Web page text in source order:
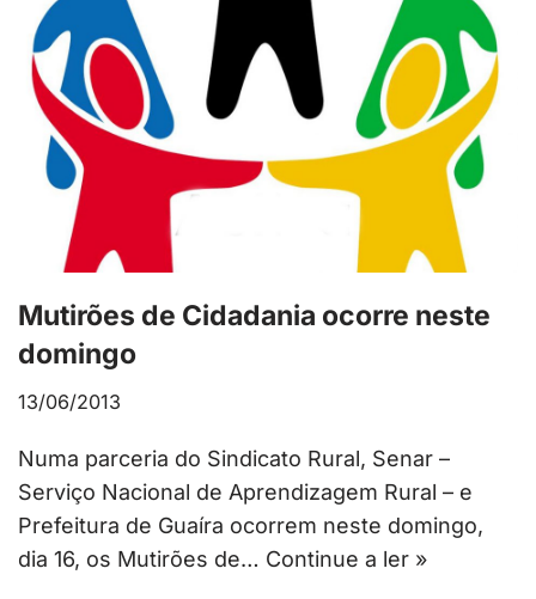
Mutirões de Cidadania ocorre neste
domingo
13/06/2013
Numa parceria do Sindicato Rural, Senar –
Serviço Nacional de Aprendizagem Rural – e
Prefeitura de Guaíra ocorrem neste domingo,
dia 16, os Mutirões de… Continue a ler »